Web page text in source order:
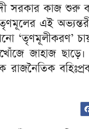
সরকার কাজ শুরু
তৃণমূলের এই
‘তৃণমূলীকরণ’
জাহাজ
রাজনৈতিক